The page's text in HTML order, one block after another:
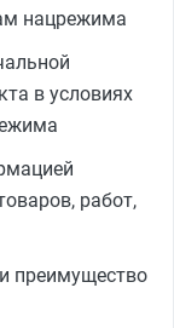
нацрежима
в условиях
работ,
преимущество